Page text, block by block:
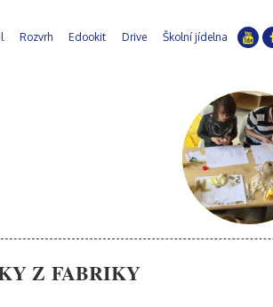
Rozvrh Edookit Drive Školní jídelna
Z FABRIKY